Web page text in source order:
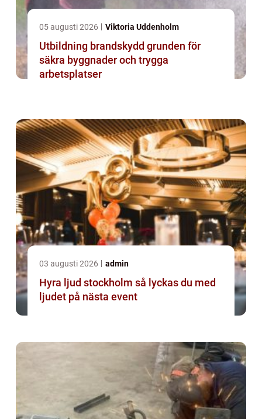
05 augusti 2026 Viktoria Uddenholm
Utbildning brandskydd grunden för
säkra byggnader och trygga
arbetsplatser
03 augusti 2026 admin
Hyra ljud stockholm så lyckas du med
ljudet på nästa event